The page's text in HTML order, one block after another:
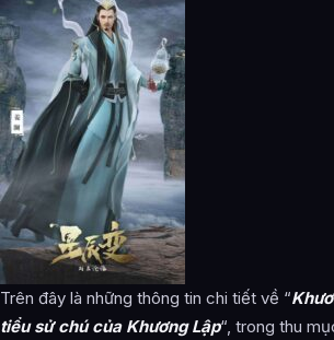
Trên đây là những thông tin chi tiết về “
tiểu sử chú của Khương Lập“, trong thu